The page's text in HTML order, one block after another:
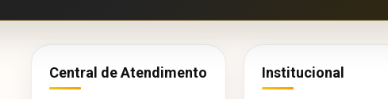
Central de Atendimento Institucional